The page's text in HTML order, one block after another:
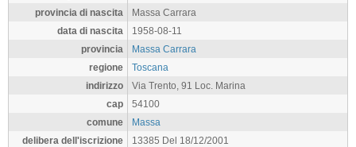
provincia di nascita
Massa Carrara
data di nascita
1958-08-11
provincia
Massa Carrara
regione
Toscana
indirizzo
Via Trento, 91 Loc. Marina
cap
54100
comune
Massa
delibera dell'iscrizione
13385 Del 18/12/2001